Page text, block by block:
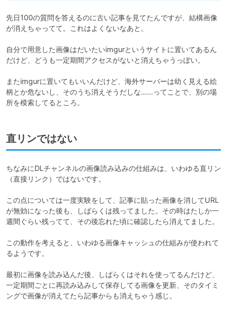
先日100の質問を答えるのに古い記事を見てたんですが、結構画像
が消えちゃってて。これはよくないなあと。
自分で用意した画像はだいたいimgurというサイトに置いてあるん
だけど、どうも一定期間アクセスがないと消えちゃうっぽい。
またimgurに置いてもいいんだけど、海外サーバーは幼く見える絵
柄とか危ないし、そのうち消えそうだしな……ってことで、別の場
所を模索してるところ。
直リンではない
ちなみにDLチャンネルの画像読み込みの仕組みは、いわゆる直リン
（直接リンク）ではないです。
この点については一度実験をして、記事に貼った画像を消してURL
が無効になった後も、しばらくは残ってました。その時はたしか一
週間ぐらい残ってて、その後忘れた頃に確認したら消えてました。
この動作を考えると、いわゆる画像キャッシュの仕組みが使われて
るようです。
最初に画像を読み込んだ後、しばらくはそれを使ってるんだけど、
一定期間ごとに再読み込みして保存してる画像を更新、そのタイミ
ングで画像が消えてたら記事からも消えちゃう感じ。